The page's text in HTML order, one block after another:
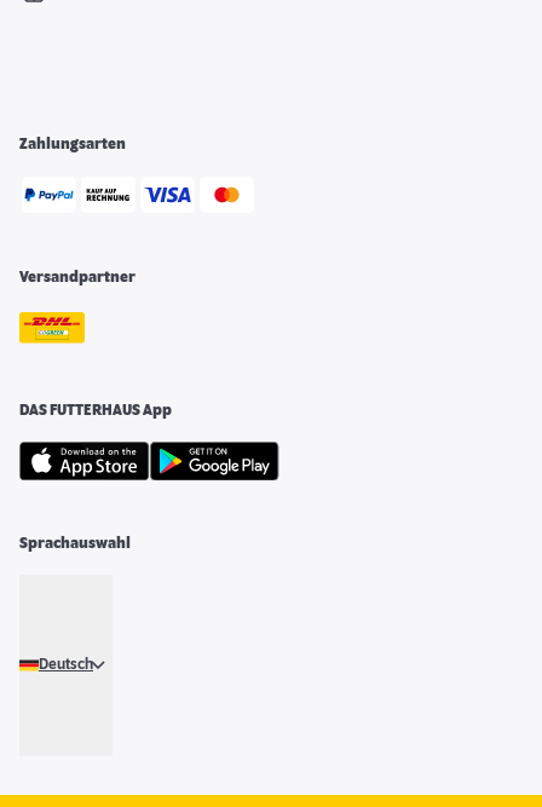
Zahlungsarten
Versandpartner
DAS FUTTERHAUS App
Sprachauswahl
Deutsch